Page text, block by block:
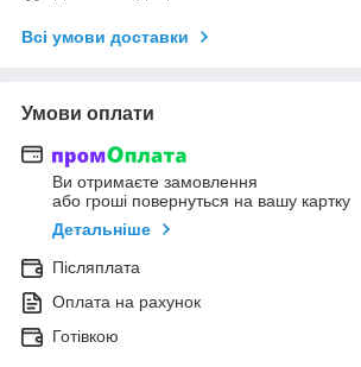
Всі умови доставки
Умови оплати
Ви отримаєте замовлення
або гроші повернуться на вашу картку
Детальніше
Післяплата
Оплата на рахунок
Готівкою